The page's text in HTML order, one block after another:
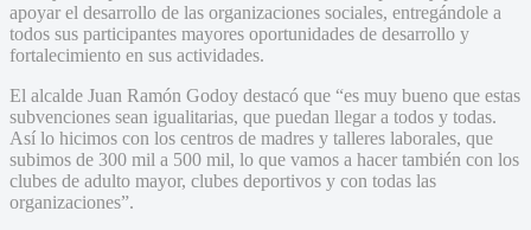
apoyar el desarrollo de las organizaciones sociales, entregándole a
todos sus participantes mayores oportunidades de desarrollo y
fortalecimiento en sus actividades.
El alcalde Juan Ramón Godoy destacó que “es muy bueno que estas
subvenciones sean igualitarias, que puedan llegar a todos y todas.
Así lo hicimos con los centros de madres y talleres laborales, que
subimos de 300 mil a 500 mil, lo que vamos a hacer también con los
clubes de adulto mayor, clubes deportivos y con todas las
organizaciones”.